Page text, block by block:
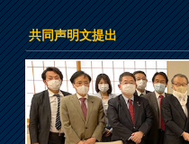
共同声明文提出